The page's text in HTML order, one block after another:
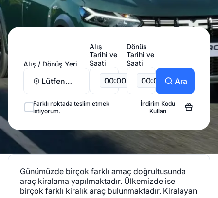
Alış / Dönüş Yeri
Lütfen
Alış
Tarihi ve
Saati
00:00
Dönüş
Tarihi ve
Saati
00:00 Ara
Farklı noktada teslim etmek
istiyorum.
İndirim Kodu
Kullan
Günümüzde birçok farklı amaç doğrultusunda
araç kiralama yapılmaktadır. Ülkemizde ise
birçok farklı kiralık araç bulunmaktadır. Kiralayan